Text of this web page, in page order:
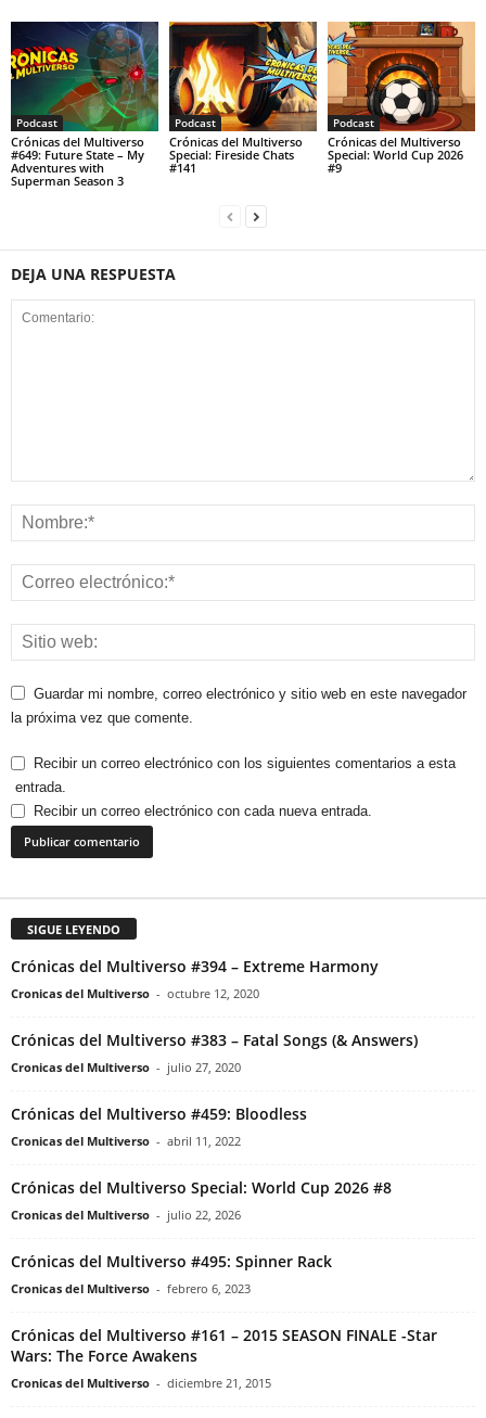
Podcast
Crónicas del Multiverso
#649: Future State – My
Adventures with
Superman Season 3
Podcast
Crónicas del Multiverso
Special: Fireside Chats
#141
Podcast
Crónicas del Multiverso
Special: World Cup 2026
#9
DEJA UNA RESPUESTA
Guardar mi nombre, correo electrónico y sitio web en este navegador
la próxima vez que comente.
Recibir un correo electrónico con los siguientes comentarios a esta
entrada.
Recibir un correo electrónico con cada nueva entrada.
SIGUE LEYENDO
Crónicas del Multiverso #394 – Extreme Harmony
Cronicas del Multiverso - octubre 12, 2020
Crónicas del Multiverso #383 – Fatal Songs (& Answers)
Cronicas del Multiverso - julio 27, 2020
Crónicas del Multiverso #459: Bloodless
Cronicas del Multiverso - abril 11, 2022
Crónicas del Multiverso Special: World Cup 2026 #8
Cronicas del Multiverso - julio 22, 2026
Crónicas del Multiverso #495: Spinner Rack
Cronicas del Multiverso - febrero 6, 2023
Crónicas del Multiverso #161 – 2015 SEASON FINALE -Star
Wars: The Force Awakens
Cronicas del Multiverso - diciembre 21, 2015